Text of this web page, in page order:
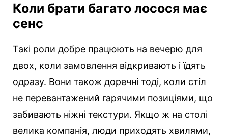
Коли брати багато лосося має
сенс
Такі роли добре працюють на вечерю для
двох, коли замовлення відкривають і їдять
одразу. Вони також доречні тоді, коли стіл
не перевантажений гарячими позиціями, що
забивають ніжні текстури. Якщо ж на столі
велика компанія, люди приходять хвилями,